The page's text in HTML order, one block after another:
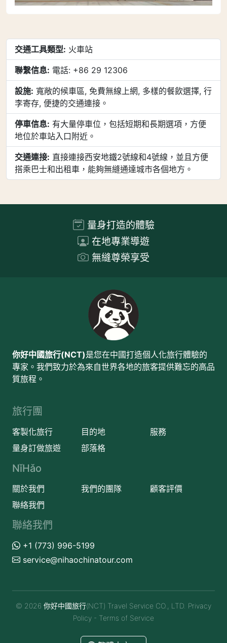
交通工具類型: 火車站
聯繫信息: 電話: +86 29 12306
設施: 寬敞的候車區, 免費無線上網, 多樣的餐飲選擇, 行
李寄存, 便捷的交通連接。
停車信息: 有大量停車位，包括短期和長期選項，方便
地位於車站入口附近。
交通連接: 直接連接西安地鐵2號線和4號線，並且方便
搭乘巴士和出租車，能夠無縫通達城市各個地方。
量身打造的體驗
在地專業導遊
無縫尊榮享受
你好中國旅行(NCT)是您在中國打造個人化旅行體驗的
專家。我們致力於為來自世界各地的旅客提供難忘的高品
質旅程。
旅行團
客製化旅行 目的地
服務
量身訂做旅遊
部落格
NǐHǎo
關於我們 我們的團隊
顧客評價
聯絡我們
聯絡我們
+1 (773) 996-5199
service@nihaochinatour.com
© 2026 你好中國旅行(NCT) Travel Service CO., LTD. Privacy
Policy - Terms of Service